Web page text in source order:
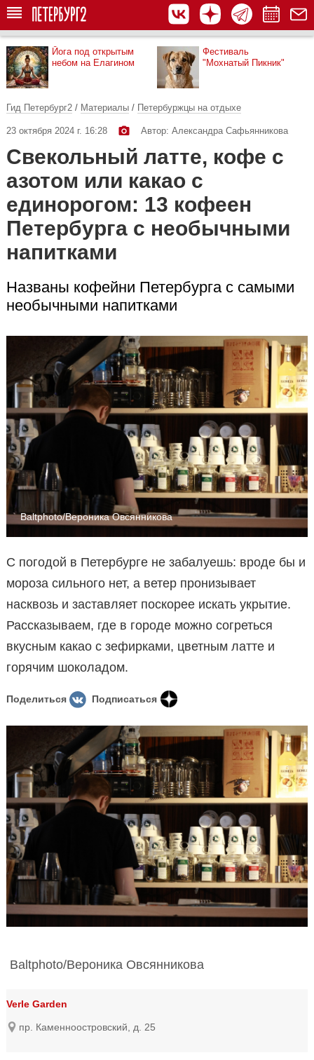
Йога под открытым
небом на Елагином
Фестиваль
"Мохнатый Пикник"
Гид Петербург2 / Материалы / Петербуржцы на отдыхе
23 октября 2024 г. 16:28 Автор: Александра Сафьянникова
Свекольный латте, кофе с
азотом или какао с
единорогом: 13 кофеен
Петербурга с необычными
напитками
Названы кофейни Петербурга с самыми
необычными напитками
Baltphoto/Вероника Овсянникова
С погодой в Петербурге не забалуешь: вроде бы и
мороза сильного нет, а ветер пронизывает
насквозь и заставляет поскорее искать укрытие.
Рассказываем, где в городе можно согреться
вкусным какао с зефирками, цветным латте и
горячим шоколадом.
Поделиться Подписаться
Baltphoto/Вероника Овсянникова
Verle Garden
пр. Каменноостровский, д. 25